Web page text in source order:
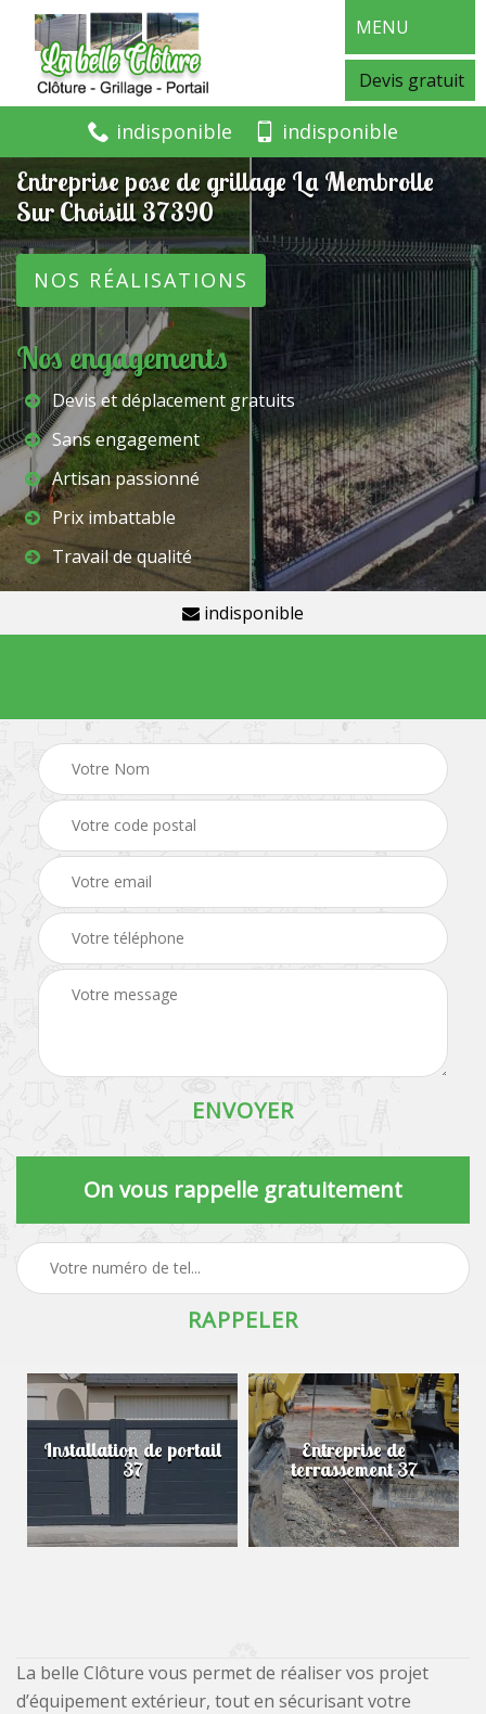
MENU
Devis gratuit
indisponible indisponible
Entreprise pose de grillage La Membrolle
Sur Choisill 37390
NOS RÉALISATIONS
Nos engagements
Devis et déplacement gratuits
Sans engagement
Artisan passionné
Prix imbattable
Travail de qualité
indisponible
On vous rappelle gratuitement
Installation de portail
37
Entreprise de
terrassement 37
La belle Clôture vous permet de réaliser vos projet
d’équipement extérieur, tout en sécurisant votre